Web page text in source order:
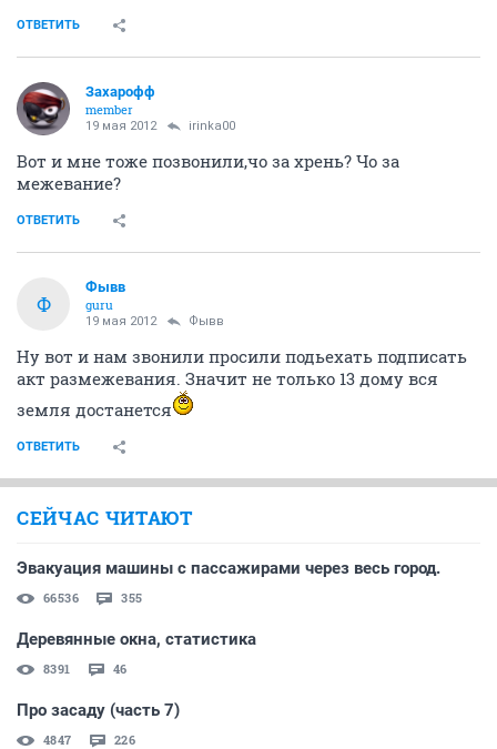
ОТВЕТИТЬ
Захарофф
member
19 мая 2012 irinka00
Вот и мне тоже позвонили,чо за хрень? Чо за
межевание?
ОТВЕТИТЬ
Ф
Фывв
guru
19 мая 2012 Фывв
Ну вот и нам звонили просили подьехать подписать
акт размежевания. Значит не только 13 дому вся
земля достанется
ОТВЕТИТЬ
СЕЙЧАС ЧИТАЮТ
Эвакуация машины с пассажирами через весь город.
66536 355
Деревянные окна, статистика
8391 46
Про засаду (часть 7)
4847 226